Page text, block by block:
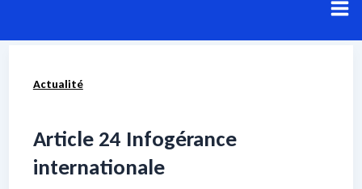
au
Actualité
Article 24 Infogérance
internationale